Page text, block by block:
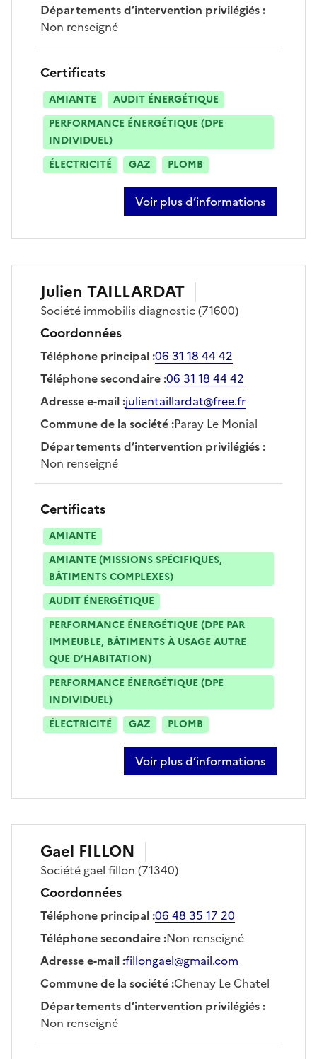
Départements d’intervention privilégiés:
Non renseigné
Certificats
AMIANTE
AUDIT ÉNERGÉTIQUE
PERFORMANCE ÉNERGÉTIQUE (DPE
INDIVIDUEL)
ÉLECTRICITÉ
GAZ PLOMB
Voir plus d’informations
sur pierre logerot
Julien TAILLARDAT
Société immobilis diagnostic(71600)
Coordonnées
Téléphone principal:06 31 18 44 42
Téléphone secondaire:06 31 18 44 42
Adresse e-mail:julientaillardat@free.fr
Commune de la société:Paray Le Monial
Départements d’intervention privilégiés:
Non renseigné
Certificats
AMIANTE
AMIANTE (MISSIONS SPÉCIFIQUES,
BÂTIMENTS COMPLEXES)
AUDIT ÉNERGÉTIQUE
PERFORMANCE ÉNERGÉTIQUE (DPE PAR
IMMEUBLE, BÂTIMENTS À USAGE AUTRE
QUE D’HABITATION)
PERFORMANCE ÉNERGÉTIQUE (DPE
INDIVIDUEL)
ÉLECTRICITÉ
GAZ PLOMB
Voir plus d’informations
sur julien taillardat
Gael FILLON
Société gael fillon (71340)
Coordonnées
Téléphone principal:06 48 35 17 20
Téléphone secondaire:Non renseigné
Adresse e-mail:fillongael@gmail.com
Commune de la société:Chenay Le Chatel
Départements d’intervention privilégiés:
Non renseigné